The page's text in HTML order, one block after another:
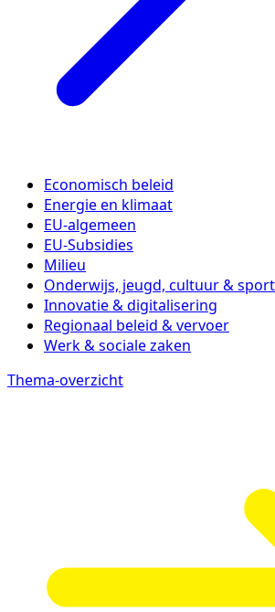
Economisch beleid
Energie en klimaat
EU-algemeen
EU-Subsidies
Milieu
Onderwijs, jeugd, cultuur & sport
Innovatie & digitalisering
Regionaal beleid & vervoer
Werk & sociale zaken
Thema-overzicht